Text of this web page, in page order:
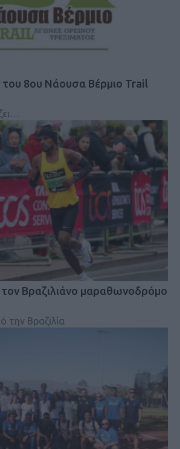
8ου Νάουσα Βέρμιο Trail
τον Βραζιλιάνο μαραθωνοδρόμο
την Βραζιλία